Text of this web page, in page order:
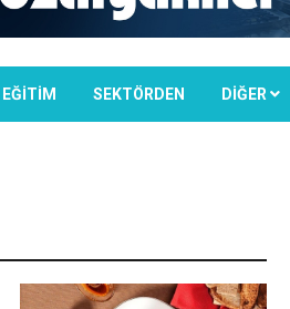
EĞİTİM SEKTÖRDEN DIĞER